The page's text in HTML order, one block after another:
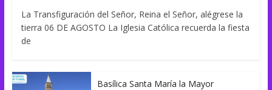
La Transfiguración del Señor, Reina el Señor, alégrese la
tierra 06 DE AGOSTO La Iglesia Católica recuerda la fiesta
de
Basílica Santa María la Mayor